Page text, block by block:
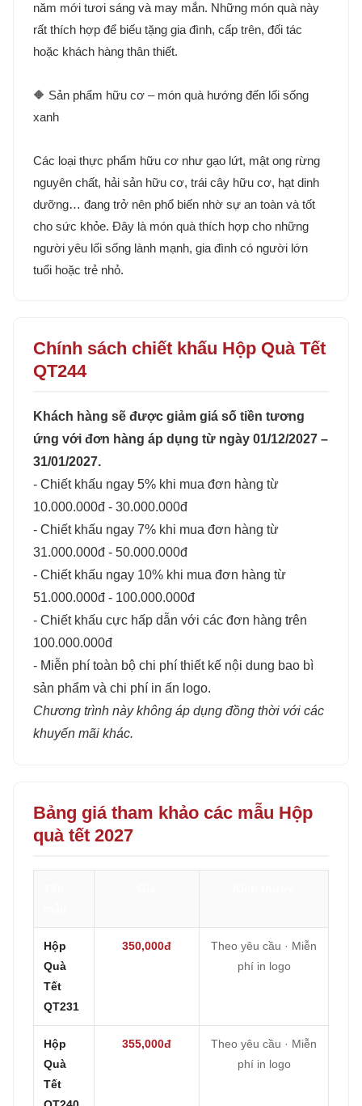
năm mới tươi sáng và may mắn. Những món quà này
rất thích hợp để biếu tặng gia đình, cấp trên, đối tác
hoặc khách hàng thân thiết.
🔶 Sản phẩm hữu cơ – món quà hướng đến lối sống
xanh
Các loại thực phẩm hữu cơ như gạo lứt, mật ong rừng
nguyên chất, hải sản hữu cơ, trái cây hữu cơ, hạt dinh
dưỡng… đang trở nên phổ biến nhờ sự an toàn và tốt
cho sức khỏe. Đây là món quà thích hợp cho những
người yêu lối sống lành mạnh, gia đình có người lớn
tuổi hoặc trẻ nhỏ.
Chính sách chiết khấu Hộp Quà Tết
QT244
Khách hàng sẽ được giảm giá số tiền tương
ứng với đơn hàng áp dụng từ ngày 01/12/2027 –
31/01/2027.
- Chiết khấu ngay 5% khi mua đơn hàng từ
10.000.000đ - 30.000.000đ
- Chiết khấu ngay 7% khi mua đơn hàng từ
31.000.000đ - 50.000.000đ
- Chiết khấu ngay 10% khi mua đơn hàng từ
51.000.000đ - 100.000.000đ
- Chiết khấu cực hấp dẫn với các đơn hàng trên
100.000.000đ
- Miễn phí toàn bộ chi phí thiết kế nội dung bao bì
sản phẩm và chi phí in ấn logo.
Chương trình này không áp dụng đồng thời với các
khuyến mãi khác.
Bảng giá tham khảo các mẫu Hộp
quà tết 2027
Hộp
Quà
Tết
QT231
350,000đ
Theo yêu cầu · Miễn
phí in logo
Hộp
Quà
Tết
355,000đ
Theo yêu cầu · Miễn
phí in logo